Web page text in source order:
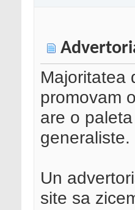
Majoritatea
promovam
are o
generaliste.
Un
site sa